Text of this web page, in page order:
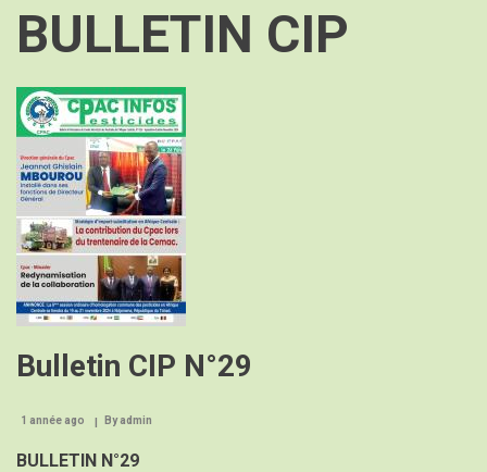
D'ARIANE
BULLETIN CIP
Image
Bulletin CIP N°29
1 année ago Byadmin
BULLETIN N°29